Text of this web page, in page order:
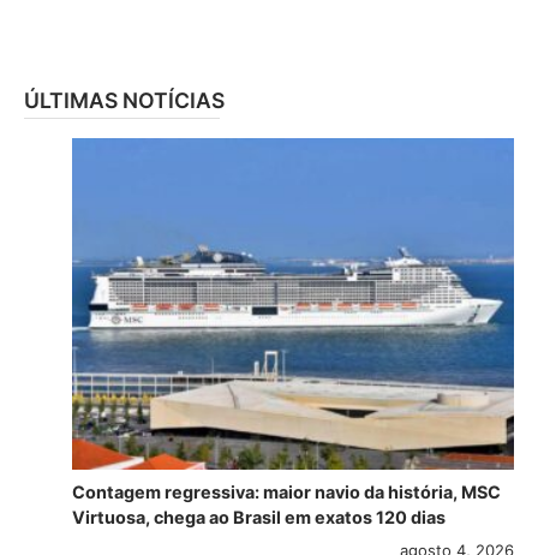
ÚLTIMAS NOTÍCIAS
Contagem regressiva: maior navio da história, MSC
Virtuosa, chega ao Brasil em exatos 120 dias
agosto 4, 2026